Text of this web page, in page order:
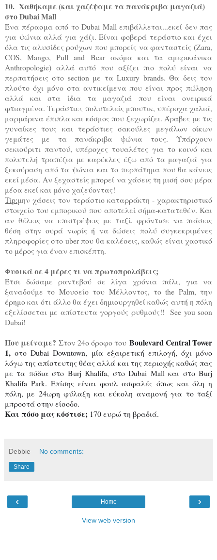
10. Χαθήκαμε (και χαζέψαμε τα πανάκριβα μαγαζιά)
στο Dubai Mall
Ένα πέρασμα από το Dubai Mall επιβάλλεται...εκεί δεν πας
για ψώνια αλλά για χάζι. Είναι φοβερά τεράστιο και έχει
όλα τις αλυσίδες ρούχων που μπορείς να φανταστείς (Zara,
COS, Mango, Pull and Bear ακόμα και τα αμερικάνικα
Anthropologie) αλλά αυτό που αξίζει πιο πολύ είναι να
περπατήσεις στο section με τα Luxury brands. Θα δεις τον
πλούτο όχι μόνο στα αντικείμενα που είναι προς πώληση
αλλά και στα ίδια τα μαγαζιά που είναι ονειρικά
φτιαγμένα. Τεράστιες πολυτελείς μπουτικ, υπέροχα χαλιά,
μαρμάρινα έπιπλα και κόσμος που ξεχωρίζει. Άραβες με τις
γυναίκες τους και τεράστιες σακούλες μεγάλων οίκων
γεμάτες με τα πανάκριβα ψώνια τους. Υπάρχουν
σεκιούριτι παντού, υπέροχες τουαλέτες για το κοινό και
πολυτελή τραπέζια με καρέκλες έξω από τα μαγαζιά για
ξεκούραση από τα ψώνια και το περπάτημα που θα κάνεις
εκεί μέσα. Αν ξεχαστείς μπορεί να χάσεις τη μισή σου μέρα
μέσα εκεί και μόνο χαζεύοντας!
Tip:μην χάσεις τον τεράστιο καταρράκτη - χαρακτηριστικό
στοιχείο του εμπορικού που αποτελεί σήμα-κατατεθέν. Και
αν θέλεις να επιστρέψεις με ταξί, φρόντισε να πιάσεις
θέση στην ουρά νωρίς ή να δώσεις πολύ συγκεκριμένες
πληροφορίες στο uber που θα καλέσεις, καθώς είναι χαοτικό
το μέρος για έναν επισκέπτη.
Φυσικά σε 4 μέρες τι να πρωτοπρολάβεις;
Έτσι δώσαμε ραντεβού σε λίγα χρόνια πάλι, για να
ξαναδούμε το Μουσείο του Μέλλοντος, το the Palm, την
έρημο καιότι άλλο θα έχει δημιουργηθεί καθώς αυτή η πόλη
εξελίσσεται με απίστευτα γοργούς ρυθμούς!! See you soon
Dubai!
Που μείναμε? Στον 24ο όροφο του Boulevard Central Tower
1, στο Dubai Downtown, μία εξαιρετική επιλογή, όχι μόνο
λόγω της απίστευτης θέας αλλά και της περιοχής καθώς πας
με τα πόδια στο Burj Khalifa, στο Dubai Mall και στο Burj
Khalifa Park. Eπίσης είναι φουλ ασφαλές όπως και όλη η
πόλη, με 24ωρη φύλαξη και εύκολη αναμονή για το ταξί
μπροστά στην είσοδο.
Και πόσο μας κόστισε; 170 ευρώ τη βραδιά.
Debbie No comments:
Share
‹ ›
Home
View web version